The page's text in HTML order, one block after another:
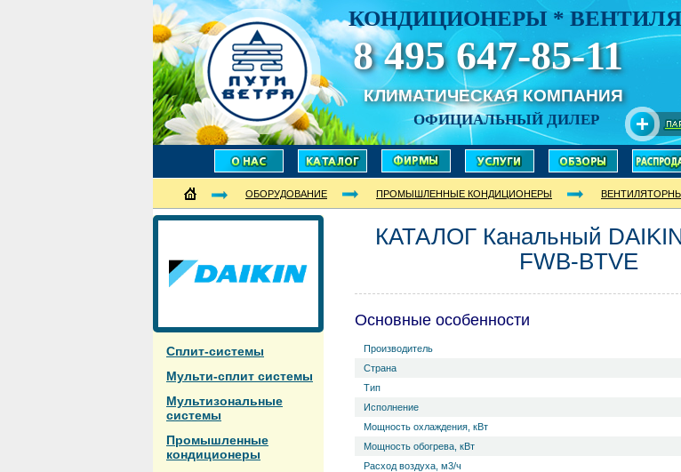
КОНДИЦИОНЕРЫ *
8 495 647-85-11
КЛИМАТИЧЕСКАЯ КОМПАНИЯ
ОФИЦИАЛЬНЫЙ ДИЛЕР
ОБОРУДОВАНИЕ ПРОМЫШЛЕННЫЕ КОНДИЦИОНЕРЫ
Сплит-системы
Мульти-сплит системы
Мультизональные
системы
Промышленные
кондиционеры
КАТАЛОГ Канальный
FWB-BTVE
Основные особенности
Производитель
Страна
Тип
Исполнение
Мощность охлаждения, кВт
Мощность обогрева, кВт
Расход воздуха, м3/ч